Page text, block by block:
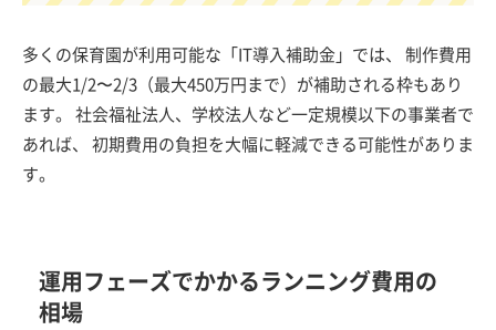
多くの保育園が利用可能な「IT導入補助金」では、 制作費用
の最大1/2〜2/3（最大450万円まで）が補助される枠もあり
ます。 社会福祉法人、学校法人など一定規模以下の事業者で
あれば、 初期費用の負担を大幅に軽減できる可能性がありま
す。
運用フェーズでかかるランニング費用の
相場